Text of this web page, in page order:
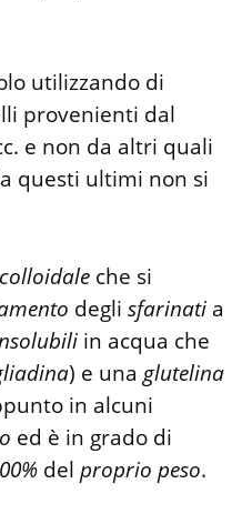
utilizzando di
provenienti dal
e non da altri quali
questi ultimi non si
colloidale che si
deglisfarinati a
in acqua che
) e una glutelina
in alcuni
ed è in grado di
delproprio peso.